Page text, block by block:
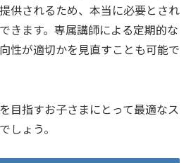
供されるため、本当に必要とされ
きます。専属講師による定期的な
性が適切かを見直すことも可能で
目指すお子さまにとって最適なス
しょう。